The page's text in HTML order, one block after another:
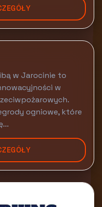
w Jarocinie to
w
ogniowe, które